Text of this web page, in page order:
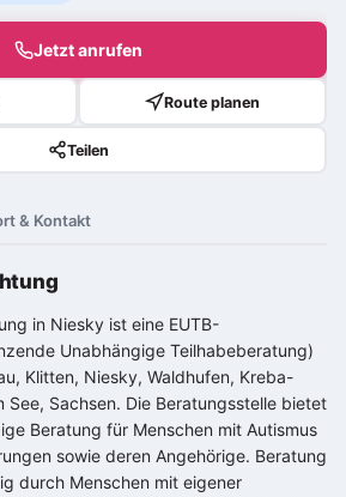
Jetzt anrufen
Route planen
Teilen
& Kontakt
in Niesky ist eine EUTB-
Unabhängige Teilhabeberatung)
Klitten, Niesky, Waldhufen, Kreba-
See, Sachsen. Die Beratungsstelle bietet
Beratung für Menschen mit Autismus
sowie deren Angehörige. Beratung
durch Menschen mit eigener